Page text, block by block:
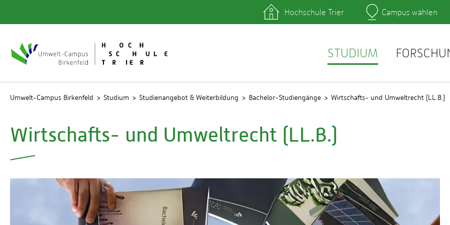
Lernplattformen
Webmail
Hochschule Trier Campus wählen
STUDIUM
Umwelt-Campus Birkenfeld Studium Studienangebot & Weiterbildung Bachelor-Studiengänge Wirtschafts- und Umweltrecht (LL.B.)
Wirtschafts- und Umweltrecht (LL.B.)